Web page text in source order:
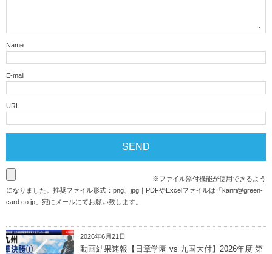
Name
E-mail
URL
※ファイル添付機能が使用できるよう
になりました。推奨ファイル形式：png、jpg｜PDFやExcelファイルは「kanri@green-
card.co.jp 」宛にメールにてお願い致します。
2026年6月21日
動画結果速報【日章学園 vs 九国大付】2026年度 第